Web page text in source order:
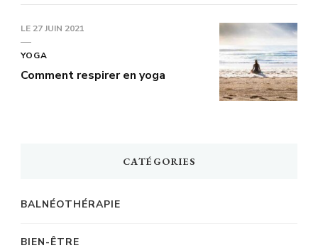
LE 27 JUIN 2021
YOGA
Comment respirer en yoga
CATÉGORIES
BALNÉOTHÉRAPIE
BIEN-ÊTRE